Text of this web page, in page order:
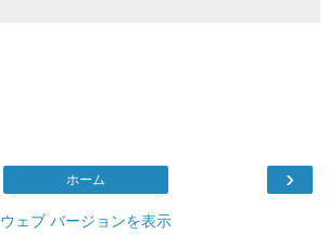
›
ホーム
ウェブ バージョンを表示